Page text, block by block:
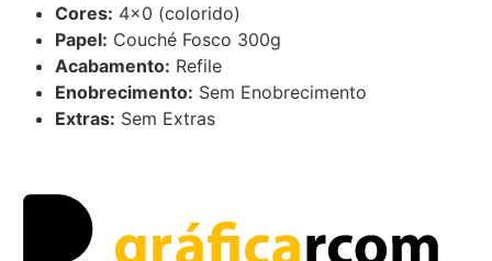
Cores: 4×0 (colorido)
Papel: Couché Fosco 300g
Acabamento: Refile
Enobrecimento: Sem Enobrecimento
Extras: Sem Extras